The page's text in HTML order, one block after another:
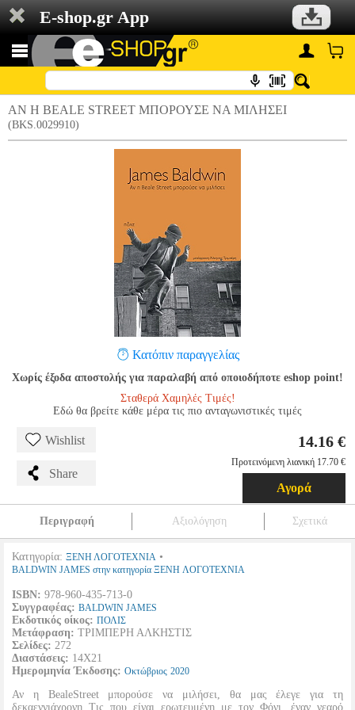
E-shop.gr App
ΑΝ Η BEALE STREET ΜΠΟΡΟΥΣΕ ΝΑ ΜΙΛΗΣΕΙ
(BKS.0029910)
Κατόπιν παραγγελίας
Χωρίς έξοδα αποστολής για παραλαβή από οποιοδήποτε eshop point!
Σταθερά Χαμηλές Τιμές!
Εδώ θα βρείτε κάθε μέρα τις πιο ανταγωνιστικές τιμές
Wishlist
Share
14.16 €
Προτεινόμενη λιανική 17.70 €
Αγορά
Περιγραφή Αξιολόγηση Σχετικά
Κατηγορία: ΞΕΝΗ ΛΟΓΟΤΕΧΝΙΑ •
BALDWIN JAMES στην κατηγορία ΞΕΝΗ ΛΟΓΟΤΕΧΝΙΑ
ISBN: 978-960-435-713-0
Συγγραφέας: BALDWIN JAMES
Εκδοτικός οίκος: ΠΟΛΙΣ
Μετάφραση: ΤΡΙΜΠΕΡΗ ΑΛΚΗΣΤΙΣ
Σελίδες: 272
Διαστάσεις: 14Χ21
Ημερομηνία Έκδοσης: Οκτώβριος 2020
Αν η BealeStreet μπορούσε να μιλήσει, θα μας έλεγε για τη
δεκαεννιάχρονη Τις που είναι ερωτευμένη με τον Φόνι, έναν νεαρό